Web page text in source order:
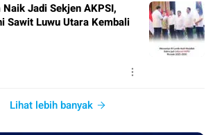
Jadi Sekjen AKPSI,
Sawit Luwu Utara Kembali
Lihat lebih banyak